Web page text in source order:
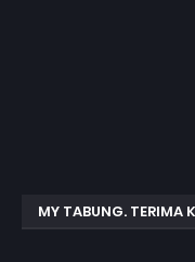
MY TABUNG. TERIMA